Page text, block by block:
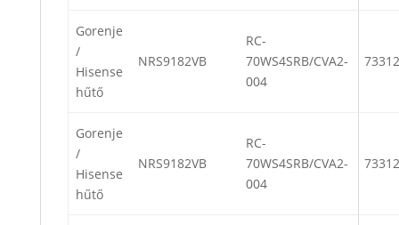
Gorenje
/
Hisense
hűtő
NRS9182VB
RC-
70WS4SRB/CVA2-
004
Gorenje
/
Hisense
hűtő
NRS9182VB
RC-
70WS4SRB/CVA2-
004